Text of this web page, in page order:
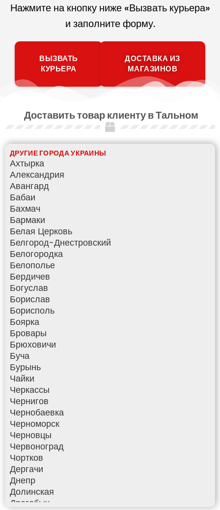
Нажмите на кнопку ниже «Вызвать курьера»
и заполните форму.
ВЫЗВАТЬ
КУРЬЕРА
ДОСТАВКА ИЗ
МАГАЗИНОВ
Доставить товар клиенту в Тальном
ДРУГИЕ ГОРОДА УКРАИНЫ
Ахтырка
Александрия
Авангард
Бабаи
Бахмач
Бармаки
Белая Церковь
Белгород-Днестровский
Белогородка
Белополье
Бердичев
Богуслав
Борислав
Борисполь
Боярка
Бровары
Брюховичи
Буча
Бурынь
Чайки
Черкассы
Чернигов
Чернобаевка
Черноморск
Черновцы
Червоноград
Чортков
Дергачи
Днепр
Долинская
Дрогобыч